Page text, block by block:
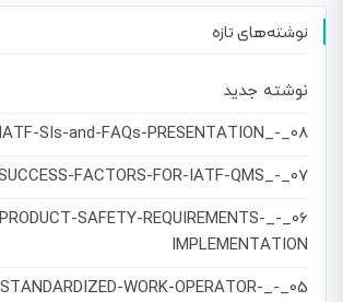
نوشته‌های تازه
نوشته جدید
08_-_IATF-SIs-and-FAQs-PRESENTATION
07_-_FOURTEEN-SUCCESS-FACTORS-FOR-IATF-QMS
06_-_PRODUCT-SAFETY-REQUIREMENTS-
IMPLEMENTATION
05_-_STANDARDIZED-WORK-OPERATOR-